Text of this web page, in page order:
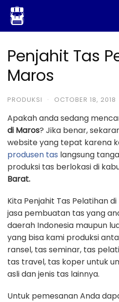
Skip
content
Penjahit Tas
Maros
PRODUKSI · OCTOBER 18, 2018
Apakah anda sedang
di Maros? Jika benar,
website yang tepat karena
produsen tas langsung
produksi tas berlokasi di
Barat.
Kita Penjahit Tas Pelatihan
jasa pembuatan tas yang
daerah Indonesia maupun
yang bisa kami produksi
ransel, tas seminar, tas
tas travel, tas koper untuk
asli dan jenis tas lainnya.
Untuk pemesanan Anda